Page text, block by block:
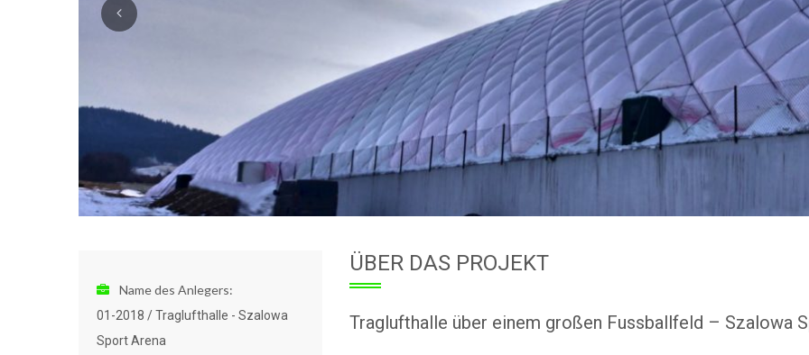
Name des Anlegers:
01-2018 / Traglufthalle - Szalowa
Sport Arena
ÜBER DAS PROJEKT
Traglufthalle über einem großen Fussballfeld – Szalowa